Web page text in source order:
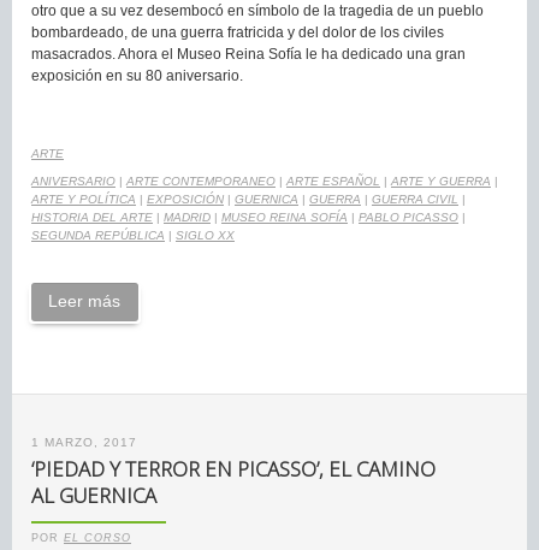
otro que a su vez desembocó en símbolo de la tragedia de un pueblo
bombardeado, de una guerra fratricida y del dolor de los civiles
masacrados. Ahora el Museo Reina Sofía le ha dedicado una gran
exposición en su 80 aniversario.
ARTE
ANIVERSARIO | ARTE CONTEMPORANEO | ARTE ESPAÑOL | ARTE Y GUERRA |
ARTE Y POLÍTICA | EXPOSICIÓN | GUERNICA | GUERRA | GUERRA CIVIL
|
HISTORIA DEL ARTE | MADRID | MUSEO REINA SOFÍA | PABLO PICASSO |
SEGUNDA REPÚBLICA | SIGLO XX
Leer más
1 MARZO, 2017
‘PIEDAD Y TERROR EN PICASSO’, EL CAMINO
AL GUERNICA
POR EL CORSO